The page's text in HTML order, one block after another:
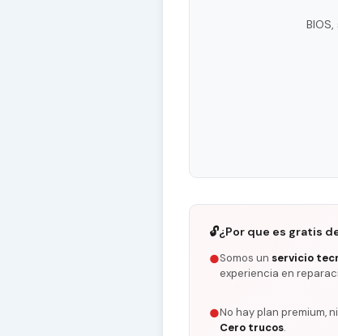
🔓¿Por que es gratis
●Somos un servicio
experiencia en
●No hay plan premium,
Cero trucos.